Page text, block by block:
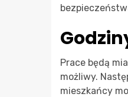
Prace będą
możliwy.
mieszkańcy